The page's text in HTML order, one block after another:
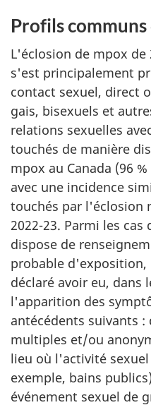
Profils communs
L'éclosion de mpox de
s'est principalement
contact sexuel, direct
gais, bisexuels et
relations sexuelles
touchés de manière
mpox au Canada (96
avec une incidence
touchés par l'éclosion
2022-23. Parmi les
dispose de
probable d'exposition,
déclaré avoir eu, dans
l'apparition des
antécédents suivants :
multiples et/ou
lieu où l'activité
exemple, bains
événement sexuel de